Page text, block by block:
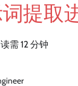
提取
需 12 分钟